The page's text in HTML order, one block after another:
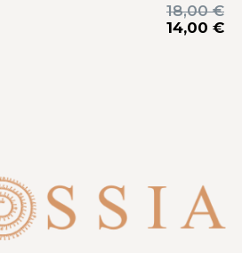
18,00€
14,00 €